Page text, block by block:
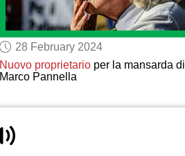
28 February 2024
Nuovo proprietario per la mansarda di
Marco Pannella